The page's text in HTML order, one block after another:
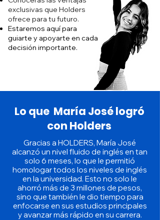
exclusivas que Holders
ofrece para tu futuro.
Estaremos aquí para
guiarte y apoyarte en cada
decisión importante.
Lo que María José logró
con Holders
Gracias a HOLDERS, María José
alcanzó un nivel fluido de inglés en tan
solo 6 meses, lo que le permitió
homologar todos los niveles de inglés
en la universidad. Esto no solo le
ahorró más de 3 millones de pesos,
sino que también le dio tiempo para
enfocarse en sus estudios principales
y avanzar más rápido en su carrera.